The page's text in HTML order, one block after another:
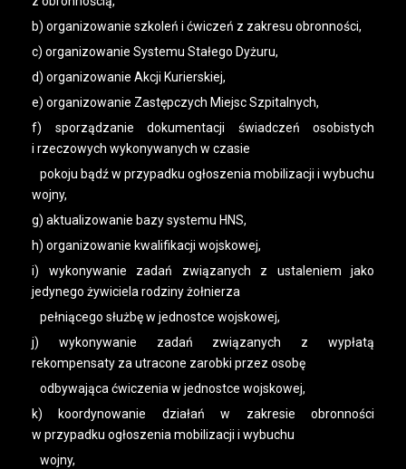
b) organizowanie szkoleń i ćwiczeń z zakresu obronności,
c) organizowanie Systemu Stałego Dyżuru,
d) organizowanie Akcji Kurierskiej,
e) organizowanie Zastępczych Miejsc Szpitalnych,
f) sporządzanie dokumentacji świadczeń osobistych
i rzeczowych wykonywanych w czasie
pokoju bądź w przypadku ogłoszenia mobilizacji i wybuchu
wojny,
g) aktualizowanie bazy systemu HNS,
h) organizowanie kwalifikacji wojskowej,
i) wykonywanie zadań związanych z ustaleniem jako
jedynego żywiciela rodziny żołnierza
pełniącego służbę w jednostce wojskowej,
j) wykonywanie zadań związanych z wypłatą
rekompensaty za utracone zarobki przez osobę
odbywająca ćwiczenia w jednostce wojskowej,
k) koordynowanie działań w zakresie obronności
w przypadku ogłoszenia mobilizacji i wybuchu
wojny,